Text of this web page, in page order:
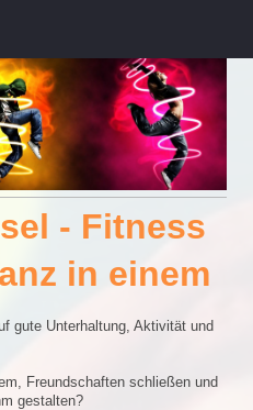
- Fitness
in einem
gute Unterhaltung, Aktivität und
Freundschaften schließen und
gestalten?